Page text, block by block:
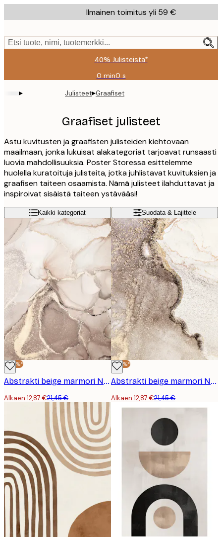
to
content.
Ilmainen toimitus yli 59 €
Etsi tuote, nimi, tuotemerkki...
40% Julisteista*
0 min0 s
Voimassa
asti:
2026-
09
▸ Julisteet▸Graafiset
Graafiset julisteet
Astu kuvitusten ja graafisten julisteiden kiehtovaan
maailmaan, jonka lukuisat alakategoriat tarjoavat runsaasti
luovia mahdollisuuksia. Poster Storessa esittelemme
huolella kuratoituja julisteita, jotka juhlistavat kuvituksien ja
graafisen taiteen osaamista. Nämä julisteet ilahduttavat ja
inspiroivat sisäistä taiteen ystävääsi!
Kaikki kategoriat Suodata & Lajittele
-40%*
Abstrakti beige marmori No2-juliste
Alkaen 12,87 €21,45 €
-40%*
Abstrakti beige marmori No1-juliste
Alkaen 12,87 €21,45 €